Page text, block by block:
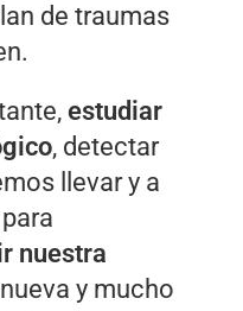
de traumas
estudiar
, detectar
llevar y a
para
nuestra
y mucho